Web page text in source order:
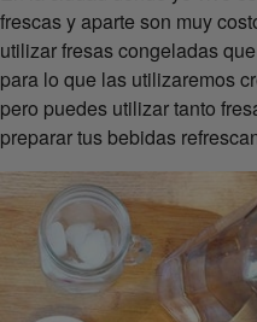
frescas y aparte son muy
utilizar fresas congeladas
para lo que las utilizaremos
pero puedes utilizar tanto
preparar tus bebidas